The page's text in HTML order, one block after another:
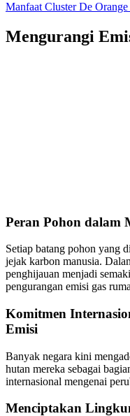
Manfaat Cluster De
Mengurangi
Peran Pohon dalam
Setiap batang pohon yang
jejak karbon manusia.
penghijauan menjadi
pengurangan emisi gas
Komitmen
Emisi
Banyak negara kini
hutan mereka sebagai
internasional mengenai
Menciptakan